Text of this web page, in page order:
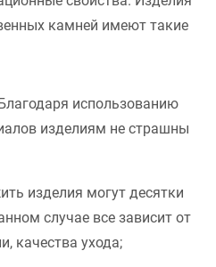
камней имеют такие
использованию
изделиям не страшны
изделия могут десятки
случае все зависит от
качества ухода;